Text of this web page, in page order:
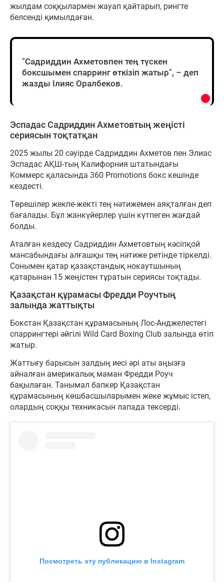
жылдам соққылармен жауап қайтарып, рингте
белсенді қимылдаған.
"Садриддин Ахметовпен тең түскен
боксшымен спарринг өткізіп жатыр", – деп
жазды Ілияс Оралбеков.
Эспадас Садриддин Ахметовтың жеңісті
сериясын тоқтатқан
2025 жылы 20 сәуірде Садриддин Ахметов пен Элиас
Эспадас АҚШ-тың Калифорния штатындағы
Коммерс қаласында 360 Promotions бокс кешінде
кездесті.
Төрешілер жекпе-жекті тең нәтижемен аяқталған деп
бағалады. Бұл жанкүйерлер үшін күтпеген жағдай
болды.
Аталған кездесу Садриддин Ахметовтың кәсіпқой
мансабындағы алғашқы тең нәтиже ретінде тіркелді.
Сонымен қатар қазақстандық нокаутшының
қатарынан 15 жеңістен тұратын сериясы тоқтады.
Қазақстан құрамасы Фредди Роучтың
залында жаттықты
Бокстан Қазақстан құрамасының Лос-Анджелестегі
спаррингтері әйгілі Wild Card Boxing Club залында өтіп
жатыр.
Жаттығу барысын залдың иесі әрі аты аңызға
айналған америкалық маман Фредди Роуч
бақылаған. Танымал бапкер Қазақстан
құрамасының көшбасшыларымен жеке жұмыс істеп,
олардың соққы техникасын лапада тексерді.
Посмотреть эту публикацию в Instagram